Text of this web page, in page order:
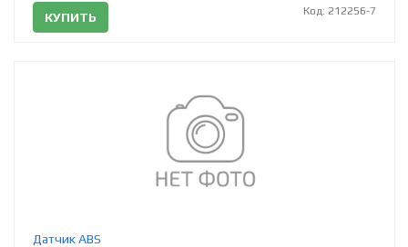
КУПИТЬ Код: 212256-7
Датчик ABS